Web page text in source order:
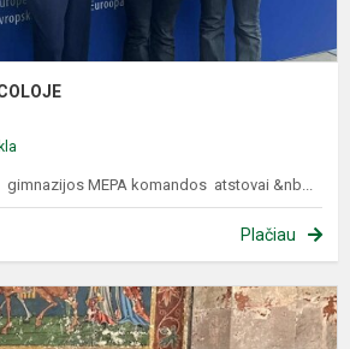
gimnazijos MEPA komandos atstovai &nb...
Plačiau